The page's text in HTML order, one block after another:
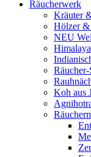
Räucherwerk
Kräuter
Hölzer
NEU
Räucher-
Koh aus